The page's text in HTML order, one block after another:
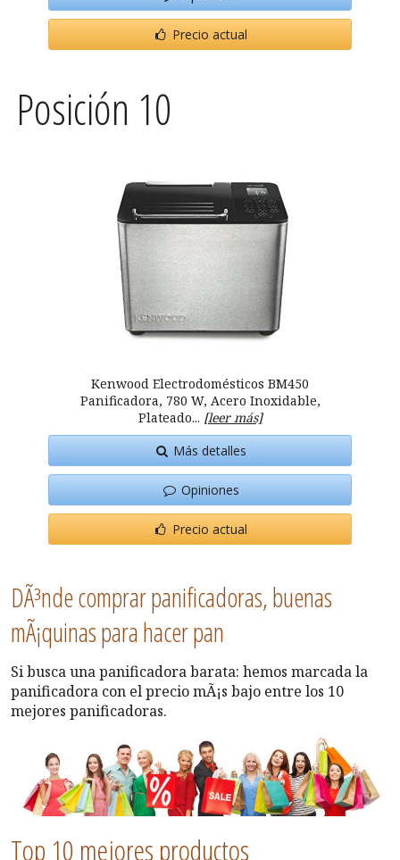
Precio actual
Posición 10
Kenwood Electrodomésticos BM450
Panificadora, 780 W, Acero Inoxidable,
Plateado... [leer más]
Más detalles
Opiniones
Precio actual
DÃ³nde comprar panificadoras, buenas
mÃ¡quinas para hacer pan
Si busca una panificadora barata: hemos marcada la
panificadora con el precio mÃ¡s bajo entre los 10
mejores panificadoras.
Top 10 mejores productos